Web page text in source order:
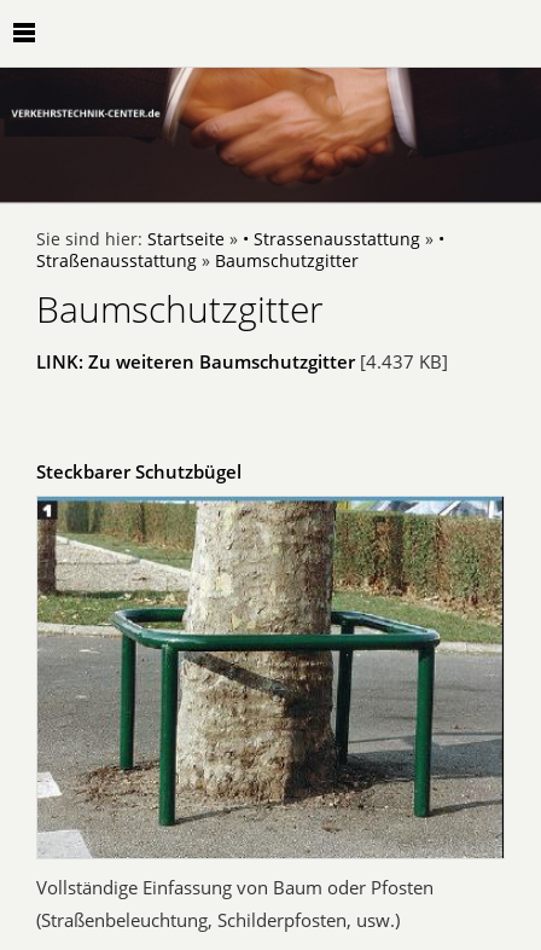
Sie sind hier: Startseite » • Strassenausstattung » •
Straßenausstattung » Baumschutzgitter
Baumschutzgitter
LINK: Zu weiteren Baumschutzgitter[4.437 KB]
Steckbarer Schutzbügel
Vollständige Einfassung von Baum oder Pfosten
(Straßenbeleuchtung, Schilderpfosten, usw.)